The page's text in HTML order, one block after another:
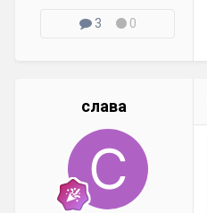
3 0
слава